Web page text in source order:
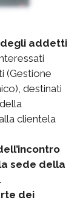
addetti
(Gestione
destinati
clientela
sede della
dei